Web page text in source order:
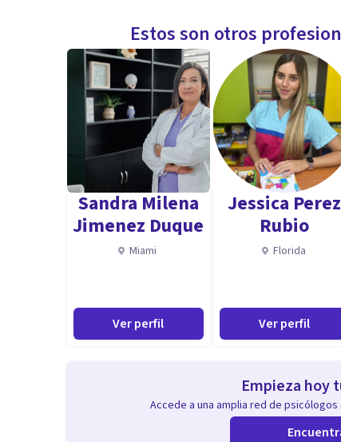
Estos son otros
Sandra Milena
Jimenez Duque
Miami
Ver perfil
Jessica Perez
Rubio
Florida
Ver perfil
Empieza hoy
Accede a una amplia red de